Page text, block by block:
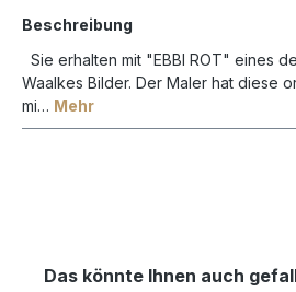
Beschreibung
Sie erhalten mit "EBBI ROT" eines
Waalkes Bilder. Der Maler hat diese
mi… Mehr
Das könnte Ihnen auch